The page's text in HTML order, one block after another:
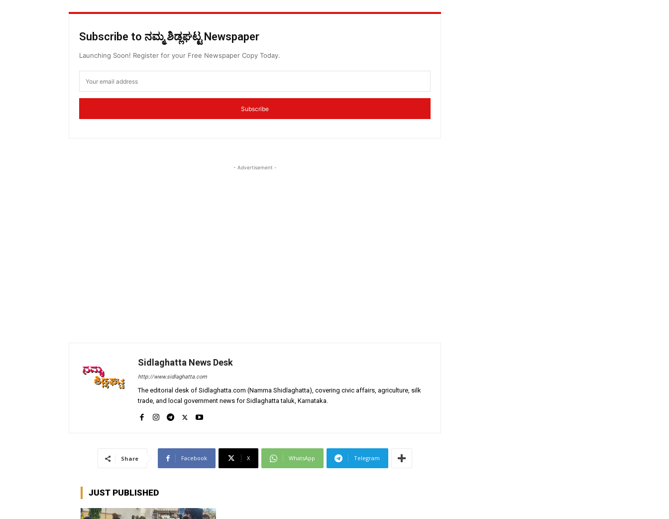
Subscribe to ನಮ್ಮ ಶಿಡ್ಲಘಟ್ಟ Newspaper
Launching Soon! Register for your Free Newspaper Copy Today.
Subscribe
- Advertisement -
Sidlaghatta News Desk
http://www.sidlaghatta.com
The editorial desk of Sidlaghatta.com (Namma Shidlaghatta), covering civic affairs, agriculture, silk
trade, and local government news for Sidlaghatta taluk, Karnataka.
Share Facebook X WhatsApp Telegram
JUST PUBLISHED